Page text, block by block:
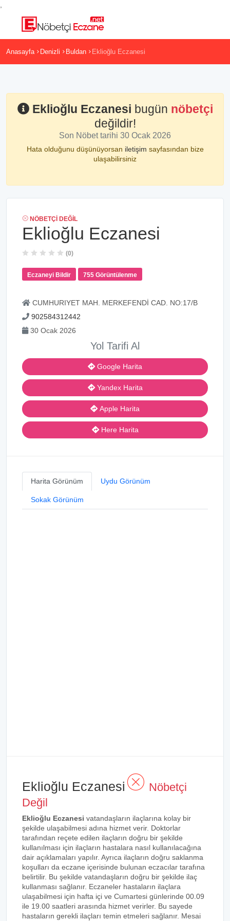
Anasayfa Denizli Buldan Eklioğlu Eczanesi
Eklioğlu Eczanesi bugün nöbetçi
değildir!
Son Nöbet tarihi 30 Ocak 2026
Hata olduğunu düşünüyorsan iletişim sayfasından bize
ulaşabilirsiniz
NÖBETÇI DEĞIL
Eklioğlu Eczanesi
(0)
Eczaneyi Bildir 755 Görüntülenme
CUMHURIYET MAH. MERKEFENDİ CAD. NO:17/B
902584312442
30 Ocak 2026
Yol Tarifi Al
Google Harita
Yandex Harita
Apple Harita
Here Harita
Harita Görünüm Uydu Görünüm
Sokak Görünüm
Eklioğlu Eczanesi
Nöbetçi
Değil
Eklioğlu Eczanesi vatandaşların ilaçlarına kolay bir
şekilde ulaşabilmesi adına hizmet verir. Doktorlar
tarafından reçete edilen ilaçların doğru bir şekilde
kullanılması için ilaçların hastalara nasıl kullanılacağına
dair açıklamaları yapılır. Ayrıca ilaçların doğru saklanma
koşulları da eczane içerisinde bulunan eczacılar tarafına
belirtilir. Bu şekilde vatandaşların doğru bir şekilde ilaç
kullanması sağlanır. Eczaneler hastaların ilaçlara
ulaşabilmesi için hafta içi ve Cumartesi günlerinde 00.09
ile 19.00 saatleri arasında hizmet verirler. Bu sayede
hastaların gerekli ilaçları temin etmeleri sağlanır. Mesai